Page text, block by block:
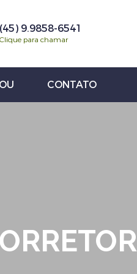
(45) 9.9858-6541
Clique para chamar
CONTATO